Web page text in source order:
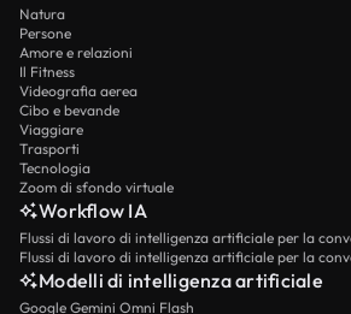
Natura
Persone
Amore e relazioni
Il Fitness
Videografia aerea
Cibo e bevande
Viaggiare
Trasporti
Tecnologia
Zoom di sfondo virtuale
Workflow IA
Flussi di lavoro di intelligenza artificiale per la
Modelli di intelligenza artificiale
Google Gemini Omni Flash